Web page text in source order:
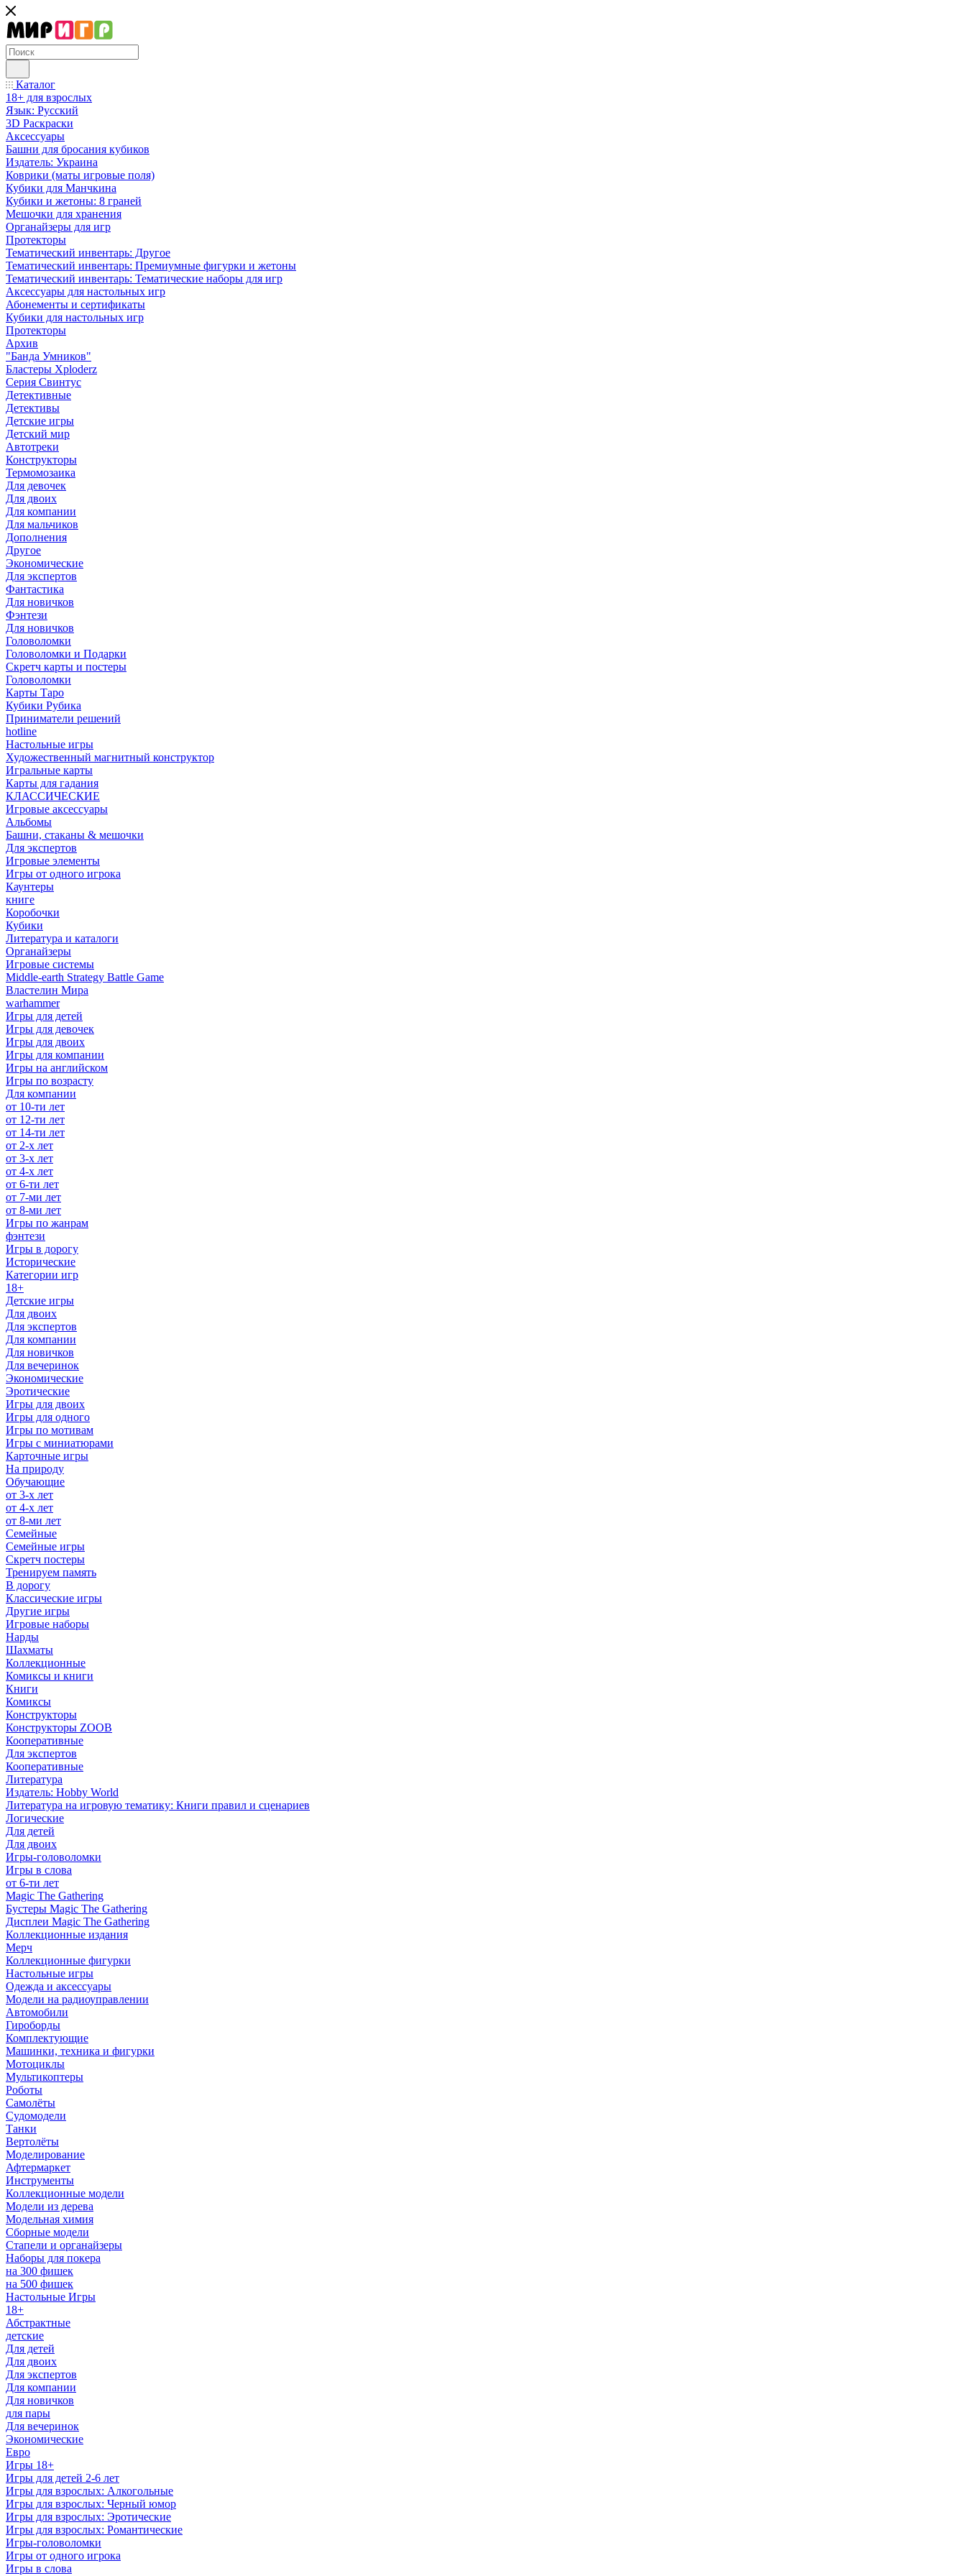
Каталог
18+ для взрослых
Язык: Русский
3D Раскраски
Аксессуары
Башни для бросания кубиков
Издатель: Украина
Коврики (маты игровые поля)
Кубики для Манчкина
Кубики и жетоны: 8 граней
Мешочки для хранения
Органайзеры для игр
Протекторы
Тематический инвентарь: Другое
Тематический инвентарь: Премиумные фигурки и жетоны
Тематический инвентарь: Тематические наборы для игр
Аксессуары для настольных игр
Абонементы и сертификаты
Кубики для настольных игр
Протекторы
Архив
"Банда Умников"
Бластеры Xploderz
Cерия Свинтус
Детективные
Детективы
Детские игры
Детский мир
Автотреки
Конструкторы
Термомозаика
Для девочек
Для двоих
Для компании
Для мальчиков
Дополнения
Другое
Экономические
Для экспертов
Фантастика
Для новичков
Фэнтези
Для новичков
Головоломки
Головоломки и Подарки
Cкретч карты и постеры
Головоломки
Карты Таро
Кубики Рубика
Приниматели решений
hotline
Настольные игры
Художественный магнитный конструктор
Игральные карты
Карты для гадания
КЛАССИЧЕСКИЕ
Игровые аксессуары
Альбомы
Башни, стаканы & мешочки
Для экспертов
Игровые элементы
Игры от одного игрока
Каунтеры
книге
Коробочки
Кубики
Литература и каталоги
Органайзеры
Игровые системы
Middle-earth Strategy Battle Game
Властелин Мира
warhammer
Игры для детей
Игры для девочек
Игры для двоих
Игры для компании
Игры на английском
Игры по возрасту
Для компании
от 10-ти лет
от 12-ти лет
от 14-ти лет
от 2-х лет
от 3-х лет
от 4-х лет
от 6-ти лет
от 7-ми лет
от 8-ми лет
Игры по жанрам
фэнтези
Игры в дорогу
Исторические
Категории игр
18+
Детские игры
Для двоих
Для экспертов
Для компании
Для новичков
Для вечеринок
Экономические
Эротические
Игры для двоих
Игры для одного
Игры по мотивам
Игры с миниатюрами
Карточные игры
На природу
Обучающие
от 3-х лет
от 4-х лет
от 8-ми лет
Семейные
Семейные игры
Скретч постеры
Тренируем память
В дорогу
Классические игры
Другие игры
Игровые наборы
Нарды
Шахматы
Коллекционные
Комиксы и книги
Книги
Комиксы
Конструкторы
Конструкторы ZOOB
Кооперативные
Для экспертов
Кооперативные
Литература
Издатель: Hobby World
Литература на игровую тематику: Книги правил и сценариев
Логические
Для детей
Для двоих
Игры-головоломки
Игры в слова
от 6-ти лет
Magic The Gathering
Бустеры Magic The Gathering
Дисплеи Magic The Gathering
Коллекционные издания
Мерч
Коллекционные фигурки
Настольные игры
Одежда и аксессуары
Модели на радиоуправлении
Автомобили
Гироборды
Комплектующие
Машинки, техника и фигурки
Мотоциклы
Мультикоптеры
Роботы
Самолёты
Судомодели
Танки
Вертолёты
Моделирование
Афтермаркет
Инструменты
Коллекционные модели
Модели из дерева
Модельная химия
Сборные модели
Стапели и органайзеры
Наборы для покера
на 300 фишек
на 500 фишек
Настольные Игры
18+
Абстрактные
детские
Для детей
Для двоих
Для экспертов
Для компании
Для новичков
для пары
Для вечеринок
Экономические
Евро
Игры 18+
Игры для детей 2-6 лет
Игры для взрослых: Алкогольные
Игры для взрослых: Черный юмор
Игры для взрослых: Эротические
Игры для взрослых: Романтические
Игры-головоломки
Игры от одного игрока
Игры в слова